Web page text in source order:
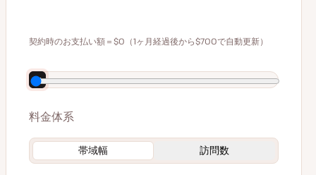
$59
契約時のお支払い額＝$0（1ヶ月経過後から$700で自動更新）
年払いで140ドル割引
料金体系
帯域幅 訪問数